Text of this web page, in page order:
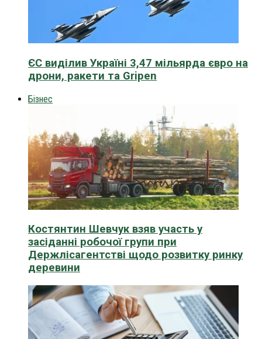
ЄС виділив Україні 3,47 мільярда євро на
дрони, ракети та Gripen
Бізнес
Костянтин Шевчук взяв участь у
засіданні робочої групи при
Держлісагентстві щодо розвитку ринку
деревини